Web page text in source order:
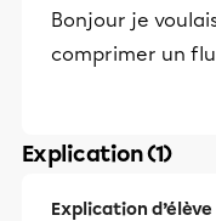
Bonjour je
comprimer un
Explication (1)
Explication d’élève